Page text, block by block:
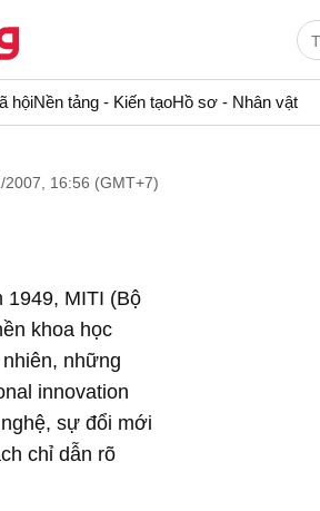
hộiNền tảng - Kiến tạoHồ sơ - Nhân vật
16:56 (GMT+7)
1949, MITI (Bộ
khoa học
những
innovation
sự đổi mới
chỉ dẫn rõ